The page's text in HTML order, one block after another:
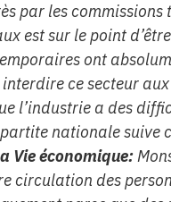
par les
est sur le point
ont
ce secteur
l’industrie a des
nationale suive
Vie économique:
circulation des